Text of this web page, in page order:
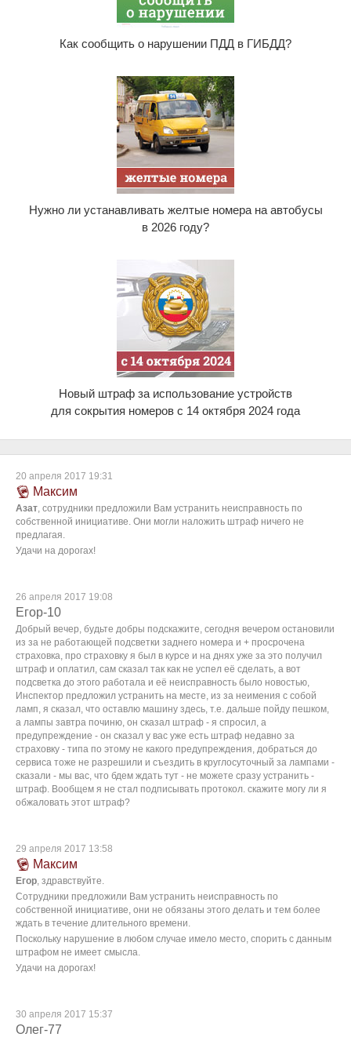
Как сообщить о нарушении ПДД в ГИБДД?
Нужно ли устанавливать желтые номера на автобусы
в 2026 году?
Новый штраф за использование устройств
для сокрытия номеров c 14 октября 2024 года
20 апреля 2017 19:31
Максим
Азат, сотрудники предложили Вам устранить неисправность по
собственной инициативе. Они могли наложить штраф ничего не
предлагая.
Удачи на дорогах!
26 апреля 2017 19:08
Егор-10
Добрый вечер, будьте добры подскажите, сегодня вечером остановили
из за не работающей подсветки заднего номера и + просрочена
страховка, про страховку я был в курсе и на днях уже за это получил
штраф и оплатил, сам сказал так как не успел её сделать, а вот
подсветка до этого работала и её неисправность было новостью,
Инспектор предложил устранить на месте, из за неимения с собой
ламп, я сказал, что оставлю машину здесь, т.е. дальше пойду пешком,
а лампы завтра починю, он сказал штраф - я спросил, а
предупреждение - он сказал у вас уже есть штраф недавно за
страховку - типа по этому не какого предупреждения, добраться до
сервиса тоже не разрешили и съездить в круглосуточный за лампами -
сказали - мы вас, что бдем ждать тут - не можете сразу устранить -
штраф. Вообщем я не стал подписывать протокол. скажите могу ли я
обжаловать этот штраф?
29 апреля 2017 13:58
Максим
Егор, здравствуйте.
Сотрудники предложили Вам устранить неисправность по
собственной инициативе, они не обязаны этого делать и тем более
ждать в течение длительного времени.
Поскольку нарушение в любом случае имело место, спорить с данным
штрафом не имеет смысла.
Удачи на дорогах!
30 апреля 2017 15:37
Олег-77